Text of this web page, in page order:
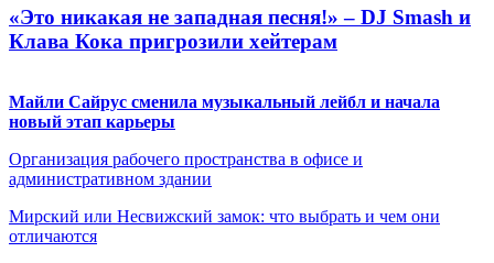
«Это никакая не западная песня!» – DJ Smash и
Клава Кока пригрозили хейтерам
Майли Сайрус сменила музыкальный лейбл и начала
новый этап карьеры
Организация рабочего пространства в офисе и
административном здании
Мирский или Несвижский замок: что выбрать и чем они
отличаются